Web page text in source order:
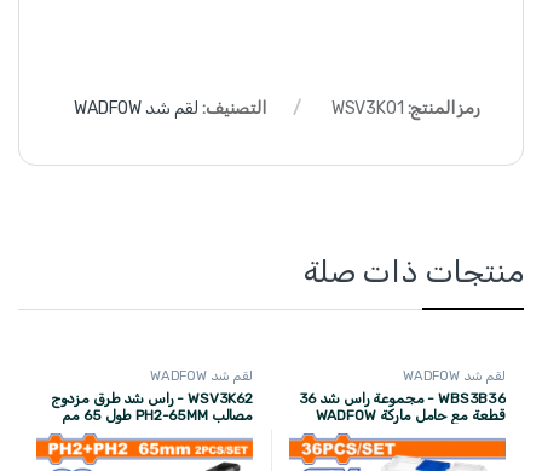
رمز المنتج: WSV3K01 التصنيف: لقم شد WADFOW
منتجات ذات صلة
لقم شد WADFOW
WBS3B36 - مجموعة راس شد 36
قطعة مع حامل ماركة WADFOW
لقم شد WADFOW
WSV3K62 - راس شد طرق مزدوج
مصالب PH2-65MM طول 65 مم
مجموعة قطعتين S2 ماركة
WADFOW